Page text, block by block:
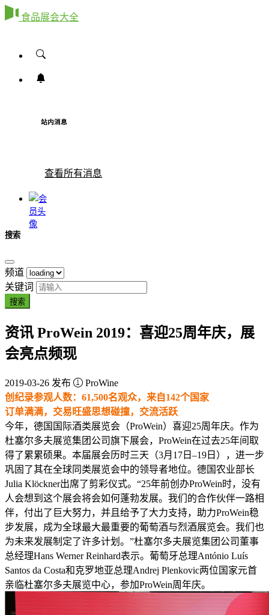
食品展会大全
站内消息
查看所有消息
搜索
频道
关键词
搜索
资讯ProWein 2019：喜迎25周年庆，展
会亮点频现
2019-03-26 发布
ProWine
创纪录参观人数：61,500名观众，来自142个国家
订单满满，交易旺盛思想碰撞，交流活跃
今年，德国国际酒类展览会（ProWein）喜迎25周年庆。作为
杜塞尔多夫展览集团公司旗下展会，ProWein在过去25年间取
得了累累硕果。本届展会历时三天（3月17日–19日），进一步
巩固了其在全球同类展览会中的领导者地位。德国农业部长
Julia Klöckner出席了剪彩仪式。“25年前创办ProWein时，没有
人会想到这个展会将会如何蓬勃发展。我们的合作伙伴一路相
伴，付出了巨大努力，并且给予了大力支持，助力ProWein稳
步发展，成为全球最大最重要的葡萄酒与烈酒展览会。我们也
为未来发展制定了许多计划。”杜塞尔多夫展览集团公司董事
总经理Hans Werner Reinhard表示。葡萄牙总理António Luís
Santos da Costa和克罗地亚总理Andrej Plenkovic两位国家元首
亲临杜塞尔多夫展览中心，参加ProWein周年庆。